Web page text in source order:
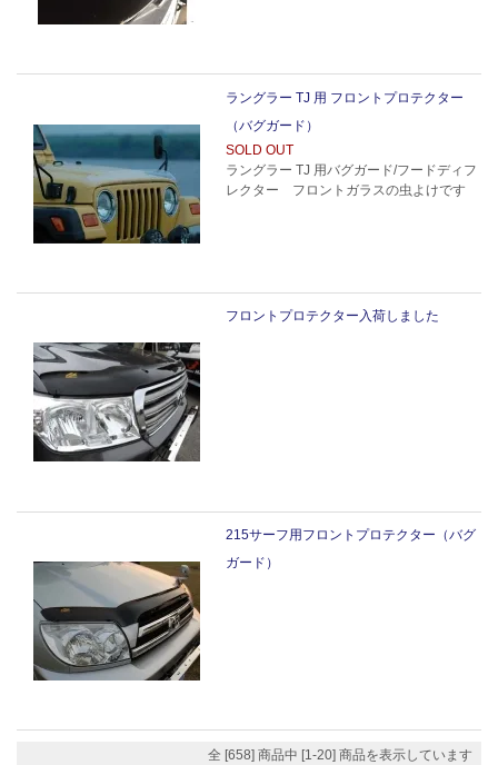
ラングラー TJ 用 フロントプロテクター
（バグガード）
SOLD OUT
ラングラー TJ 用バグガード/フードディフ
レクター フロントガラスの虫よけです
フロントプロテクター入荷しました
215サーフ用フロントプロテクター（バグ
ガード）
全 [658] 商品中 [1-20] 商品を表示しています